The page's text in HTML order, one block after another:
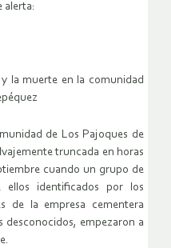
alerta:
la muerte en la comunidad
de Los Pajoques de
truncada en horas
cuando un grupo de
ellos identificados por los
de la empresa cementera
desconocidos, empezaron a